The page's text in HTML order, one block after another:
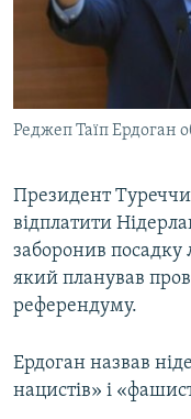
ВІДЕОУРОКИ «ELIFBE»
ІНФОГРАФІКА
Русский
ДОЛУЧАЙСЯ!
Усі сайти RFE/RL
Реджеп Таїп Ердоган
Президент
відплатити
заборонив посадку
який планував
референдуму.
Ердоган назвав
нацистів» і